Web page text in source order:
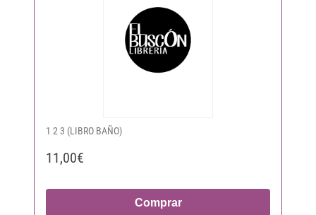
1 2 3 (LIBRO BAÑO)
11,00€
Comprar